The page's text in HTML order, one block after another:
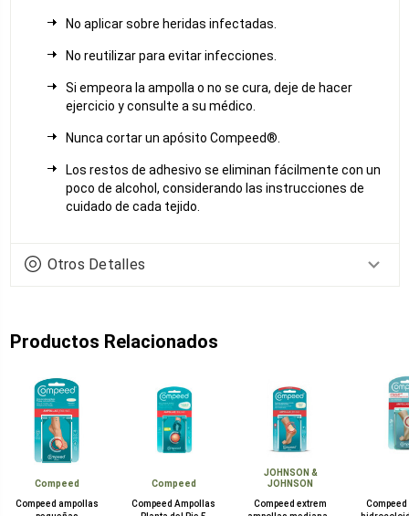
No aplicar sobre heridas infectadas.
No reutilizar para evitar infecciones.
Si empeora la ampolla o no se cura, deje de hacer
ejercicio y consulte a su médico.
Nunca cortar un apósito Compeed®.
Los restos de adhesivo se eliminan fácilmente con un
poco de alcohol, considerando las instrucciones de
cuidado de cada tejido.
Otros Detalles
Productos Relacionados
Compeed
Compeed ampollas
Compeed
Compeed Ampollas
JOHNSON &
JOHNSON
Compeed extrem